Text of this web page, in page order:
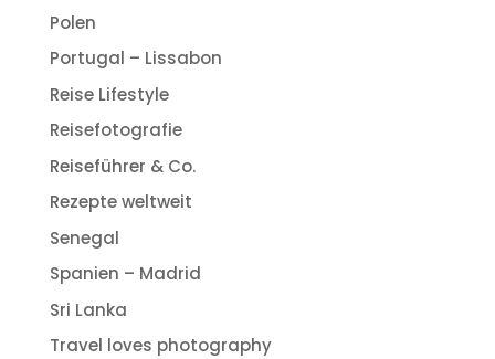
Polen
Portugal – Lissabon
Reise Lifestyle
Reisefotografie
Reiseführer & Co.
Rezepte weltweit
Senegal
Spanien – Madrid
Sri Lanka
Travel loves photography